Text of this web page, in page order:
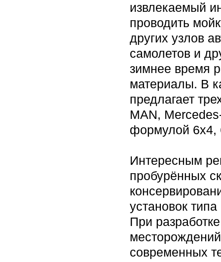
извлекаемый
проводить
других узлов
самолетов и
зимнее время
материалы. В
предлагает
MAN,
формулой 6х4,
Интересным
пробурённых
установок
При
современных